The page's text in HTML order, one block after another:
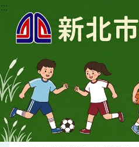
跳
內
容
區
:::